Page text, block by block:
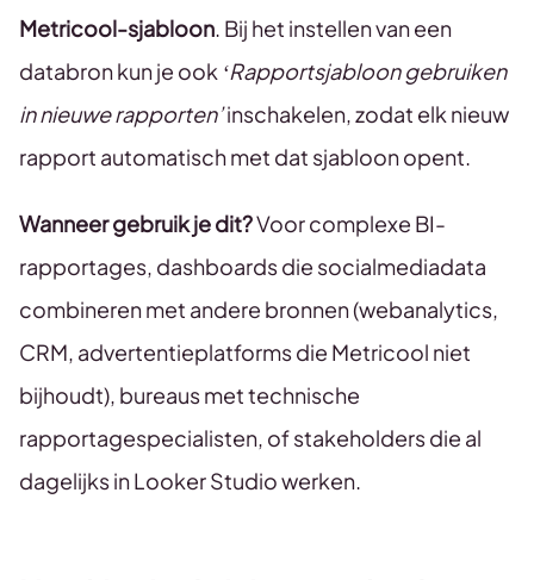
Metricool-sjabloon. Bij het instellen van een
databron kun je ook ‘Rapportsjabloon gebruiken
in nieuwe rapporten’inschakelen, zodat elk nieuw
rapport automatisch met dat sjabloon opent.
Wanneer gebruik je dit?Voor complexe BI-
rapportages, dashboards die socialmediadata
combineren met andere bronnen (webanalytics,
CRM, advertentieplatforms die Metricool niet
bijhoudt), bureaus met technische
rapportagespecialisten, of stakeholders die al
dagelijks in Looker Studio werken.